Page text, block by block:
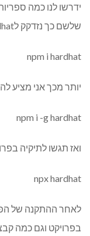
ידרשו לנו כמה
שלשם כך נזדקק לhardhat.
npm i hardhat
יותר מכך אני מציע
npm i -g hardhat
ואז תגשו לתיקיה
npx hardhat
לאחר ההתקנה של
בפרויקט וגם כמה